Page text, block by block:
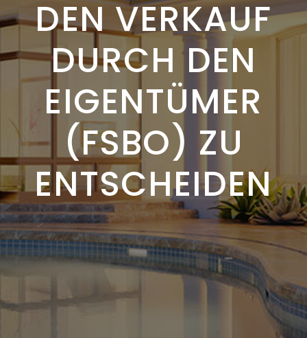
DEN VERKAUF
DURCH DEN
EIGENTÜMER
(FSBO) ZU
ENTSCHEIDEN